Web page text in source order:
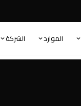
الموارد الشركة